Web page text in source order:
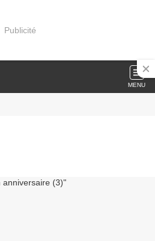
Publicité
MENU